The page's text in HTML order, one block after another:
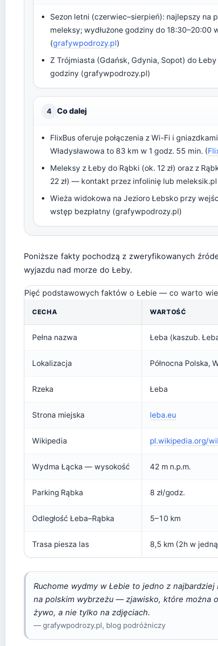
Sezon letni (czerwiec–sierpień): najlepszy na
meleksy; wydłużone godziny do 18:30–20:00
(grafywpodrozy.pl)
Z Trójmiasta (Gdańsk, Gdynia, Sopot) do
godziny (grafywpodrozy.pl)
4 Co dalej
FlixBus oferuje połączenia z Wi-Fi i
Władysławowa to 83 km w 1 godz. 55 min. (
Meleksy z Łeby do Rąbki (ok. 12 zł) oraz z
22 zł) — kontakt przez infolinię lub
Wieża widokowa na Jezioro Łebsko przy
wstęp bezpłatny (grafywpodrozy.pl)
Poniższe fakty pochodzą z zweryfikowanych
wyjazdu nad morze do Łeby.
Pięć podstawowych faktów o Łebie — co warto
CECHA WARTOŚĆ
Pełna nazwa Łeba (kaszub.
Lokalizacja Północna Polska,
Rzeka Łeba
Strona miejska leba.eu
Wikipedia pl.wikipedia.org/
Wydma Łącka — wysokość 42 m n.p.m.
Parking Rąbka 8 zł/godz.
Odległość Łeba–Rąbka 5–10 km
Trasa piesza las 8,5 km (2h w
Ruchome wydmy w Łebie to jedno z najbardziej
na polskim wybrzeżu — zjawisko, które można
żywo, a nie tylko na zdjęciach.
— grafywpodrozy.pl, blog podróżniczy